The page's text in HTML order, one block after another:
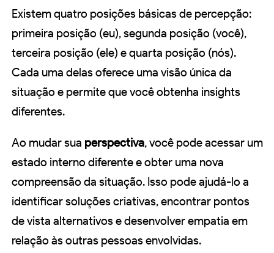
Existem quatro posições básicas de percepção:
primeira posição (eu), segunda posição (você),
terceira posição (ele) e quarta posição (nós).
Cada uma delas oferece uma visão única da
situação e permite que você obtenha insights
diferentes.
Ao mudar sua perspectiva, você pode acessar um
estado interno diferente e obter uma nova
compreensão da situação. Isso pode ajudá-lo a
identificar soluções criativas, encontrar pontos
de vista alternativos e desenvolver empatia em
relação às outras pessoas envolvidas.